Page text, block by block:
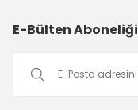
E-Bülten Aboneliği